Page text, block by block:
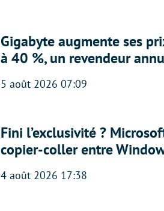
Gigabyte augmente ses
à 40 %, un revendeur
5 août 2026 07:09
Fini l’exclusivité ?
copier-coller entre
4 août 2026 17:38